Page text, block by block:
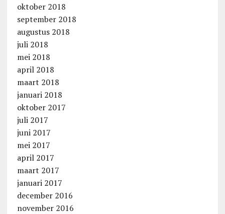
oktober 2018
september 2018
augustus 2018
juli 2018
mei 2018
april 2018
maart 2018
januari 2018
oktober 2017
juli 2017
juni 2017
mei 2017
april 2017
maart 2017
januari 2017
december 2016
november 2016